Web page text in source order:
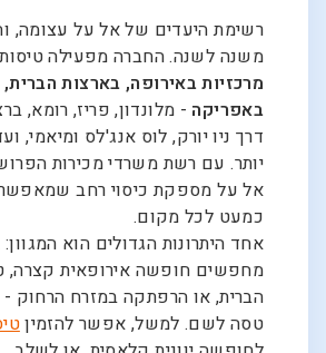
רשימת היעדים של אל על עצומה,
משנה לשנה. החברה מפעילה טיסות
מרכזיות באירופה, בארצות
באפריקה - מלונדון, פריז, רומא,
דרך ניו יורק, לוס אנג'לס ומיאמי,
יותר. עם רשת משרדי מכירות
אל על מספקת כיסוי רחב
כמעט לכל מקום.
אחד היתרונות הגדולים הוא
מחפשים חופשה אירופאית קצרה,
הברית, או הרפתקה במזרח הרחוק
טסה לשם. למשל, אפשר להזמין